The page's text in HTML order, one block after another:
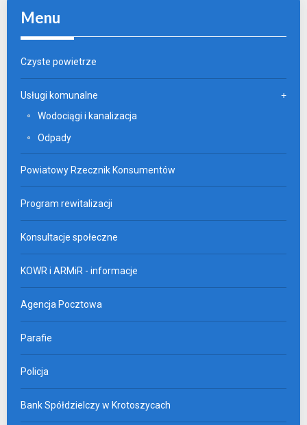
Menu
Czyste powietrze
Usługi komunalne
Wodociągi i kanalizacja
Odpady
Powiatowy Rzecznik Konsumentów
Program rewitalizacji
Konsultacje społeczne
KOWR i ARMiR - informacje
Agencja Pocztowa
Parafie
Policja
Bank Spółdzielczy w Krotoszycach